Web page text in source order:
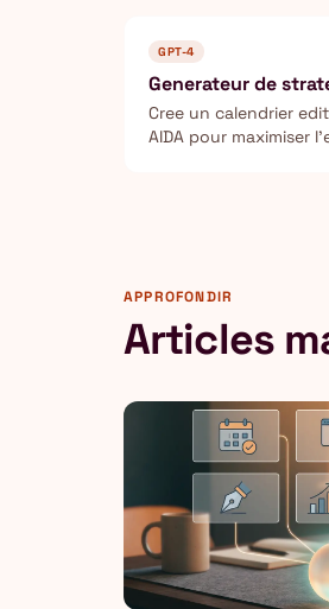
GPT-4
Generateur de
Cree un calendrier
AIDA pour maximiser
APPROFONDIR
Articles